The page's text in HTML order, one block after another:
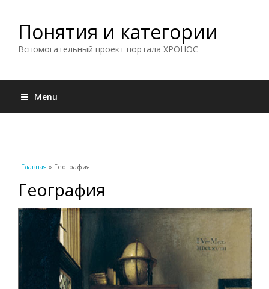
Понятия и категории
Вспомогательный проект портала ХРОНОС
Menu
Вы здесь
Главная » География
География